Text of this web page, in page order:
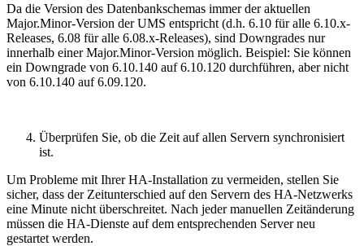
Da die Version des Datenbankschemas immer der aktuellen
Major.Minor-Version der UMS entspricht (d.h. 6.10 für alle 6.10.x-
Releases, 6.08 für alle 6.08.x-Releases), sind Downgrades nur
innerhalb einer Major.Minor-Version möglich. Beispiel: Sie können
ein Downgrade von 6.10.140 auf 6.10.120 durchführen, aber nicht
von 6.10.140 auf 6.09.120.
Überprüfen Sie, ob die Zeit auf allen Servern synchronisiert
ist.
Um Probleme mit Ihrer HA-Installation zu vermeiden, stellen Sie
sicher, dass der Zeitunterschied auf den Servern des HA-Netzwerks
eine Minute nicht überschreitet. Nach jeder manuellen Zeitänderung
müssen die HA-Dienste auf dem entsprechenden Server neu
gestartet werden.